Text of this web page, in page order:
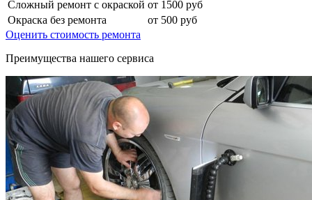
Сложный ремонт с окраской от 1500 руб
Окраска без ремонта
от 500 руб
Оценить стоимость ремонта
Преимущества нашего сервиса